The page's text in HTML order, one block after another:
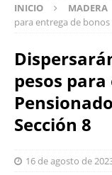
INICIO MADERA
para entrega de bonos
pesos
Sección 8
16 de agosto de